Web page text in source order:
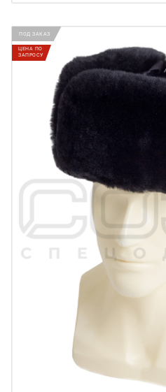
ПОД ЗАКАЗ
ЦЕНА ПО
ЗАПРОСУ